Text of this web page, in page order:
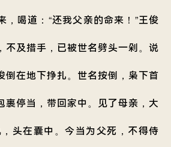
，喝道：“还我父亲的命来！”王俊
不及措手，已被世名劈头一剁。说
倒在地下挣扎。世名按倒，枭下首
裹停当，带回家中。见了母亲，大
头在囊中。今当为父死，不得侍